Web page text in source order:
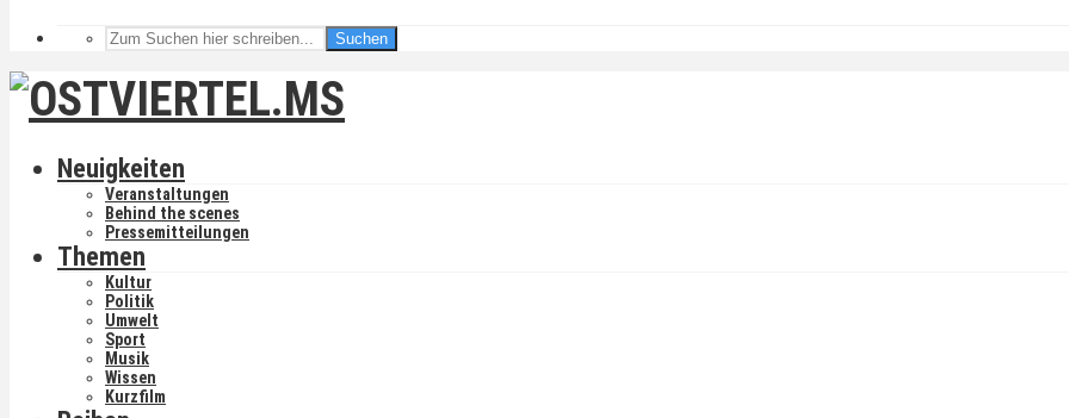
Suchen
Neuigkeiten
Veranstaltungen
Behind the scenes
Pressemitteilungen
Themen
Kultur
Politik
Umwelt
Sport
Musik
Wissen
Kurzfilm